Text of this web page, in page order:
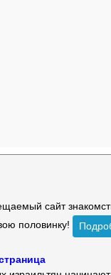
сайт
половинку!